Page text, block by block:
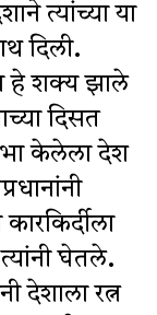
त्यांच्या या
दिली.
हे शक्य झाले
दिसत
केलेला देश
घेतले.
देशाला रत्न